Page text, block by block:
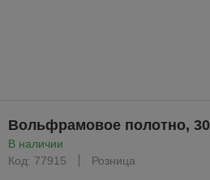
Вольфрамовое полотно,
В наличии
Код: 77915
Розница